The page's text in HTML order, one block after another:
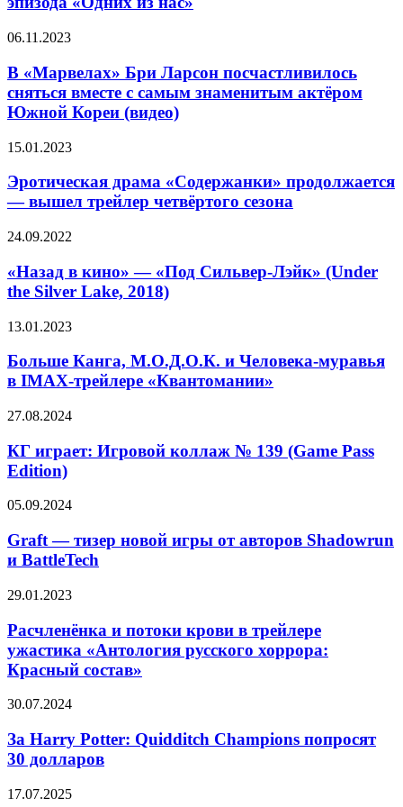
эру
зла)
трейлере
эпизода
из
нас»
В
Бри
Ларсон
посчастливилось
сняться
с
знаменитым
актёром
Кореи
06.11.2023
В «Марвелах» Бри Ларсон посчастливилось
сняться вместе с самым знаменитым актёром
Южной Кореи (видео)
Эротическая
«Содержанки»
продолжается
—
трейлер
сезона
15.01.2023
Эротическая драма «Содержанки» продолжается
— вышел трейлер четвёртого сезона
«Назад
кино»
—
«Под
Лэйк»
the
Silver
2018)
24.09.2022
«Назад в кино» — «Под Сильвер-Лэйк» (Under
the Silver Lake, 2018)
Больше
М.О.Д.О.К.
Человека-
в
трейлере
«Квантомании»
13.01.2023
Больше Канга, М.О.Д.О.К. и Человека-муравья
в IMAX-трейлере «Квантомании»
КГ
Игровой
коллаж
№
(Game
Edition)
27.08.2024
КГ играет: Игровой коллаж № 139 (Game Pass
Edition)
Graft
тизер
новой
игры
авторов
и
BattleTech
05.09.2024
Graft — тизер новой игры от авторов Shadowrun
и BattleTech
Расчленёнка
потоки
крови
в
трейлере
«Антология
хоррора:
Красный
состав»
29.01.2023
Расчленёнка и потоки крови в трейлере
ужастика «Антология русского хоррора:
Красный состав»
За
Potter:
Quidditch
Champions
30
30.07.2024
За Harry Potter: Quidditch Champions попросят
30 долларов
Это
17.07.2025